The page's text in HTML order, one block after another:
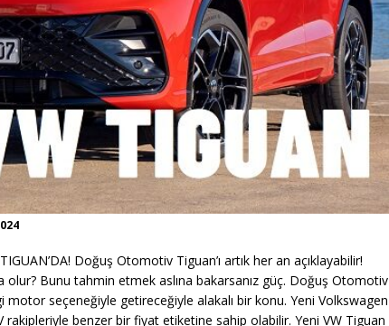
Doğuş Otomotiv Tiguan’ı artık her an açıklayabilir!
olur? Bunu tahmin etmek aslına bakarsanız güç. Doğuş Otomotiv
motor seçeneğiyle getireceğiyle alakalı bir konu. Yeni Volkswagen
benzer bir fiyat etiketine sahip olabilir. Yeni VW Tiguan